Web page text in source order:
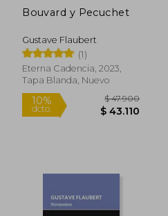
Bouvard y Pecuchet
Gustave Flaubert
(1)
Eterna Cadencia, 2023,
Tapa Blanda, Nuevo